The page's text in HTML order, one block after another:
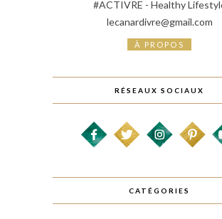
#ACTIVRE - Healthy
lecanardivre@gmail.com
À PROPOS
RÉSEAUX SOCIAUX
CATÉGORIES